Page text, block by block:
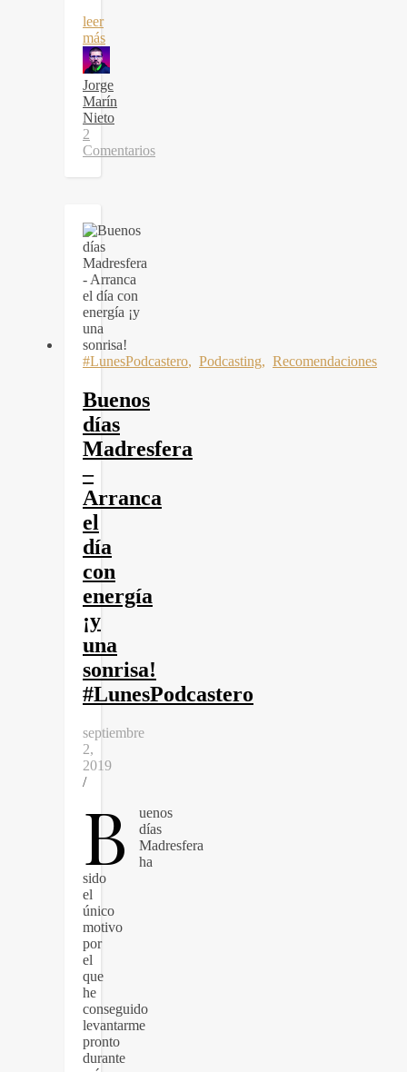
leer
más
Jorge
Marín
Nieto
2
Comentarios
#LunesPodcastero, Podcasting, Recomendaciones
Buenos
días
Madresfera
–
Arranca
el
día
con
energía
¡y
una
sonrisa!
#LunesPodcastero
septiembre
2,
2019
/
B
uenos
días
Madresfera
ha
sido
el
único
motivo
por
el
que
he
conseguido
levantarme
pronto
durante